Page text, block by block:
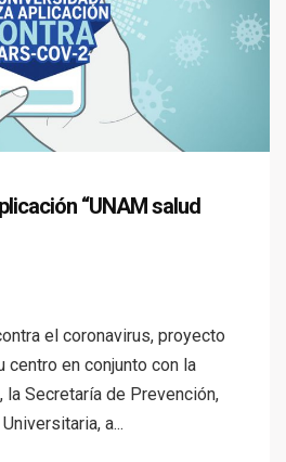
“UNAM salud
el coronavirus, proyecto
en conjunto con la
la Secretaría de Prevención,
a...